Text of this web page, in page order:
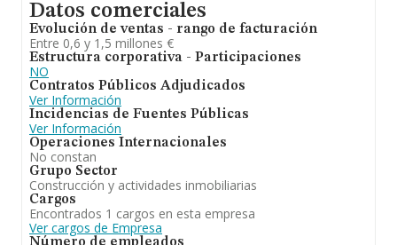
Datos comerciales
Evolución de ventas - rango de facturación
Entre 0,6 y 1,5 millones €
Estructura corporativa - Participaciones
NO
Contratos Públicos Adjudicados
Ver Información
Incidencias de Fuentes Públicas
Ver Información
Operaciones Internacionales
No constan
Grupo Sector
Construcción y actividades inmobiliarias
Cargos
Encontrados 1 cargos en esta empresa
Ver cargos de Empresa